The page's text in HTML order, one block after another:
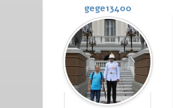
gege13400